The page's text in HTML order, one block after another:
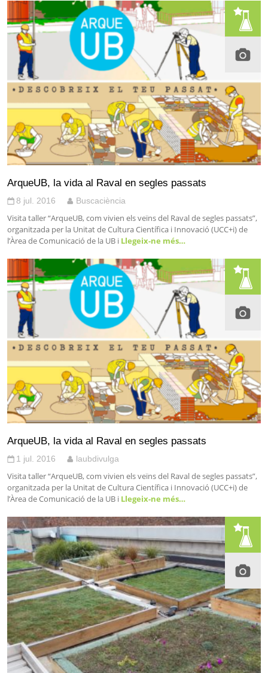
ArqueUB, la vida al Raval en segles passats
8 jul. 2016 Buscaciència
Visita taller “ArqueUB, com vivien els veïns del Raval de segles passats”,
organitzada per la Unitat de Cultura Científica i Innovació (UCC+i) de
l’Àrea de Comunicació de la UB i Llegeix-ne més…
ArqueUB, la vida al Raval en segles passats
1 jul. 2016 laubdivulga
Visita taller “ArqueUB, com vivien els veïns del Raval de segles passats”,
organitzada per la Unitat de Cultura Científica i Innovació (UCC+i) de
l’Àrea de Comunicació de la UB i Llegeix-ne més…